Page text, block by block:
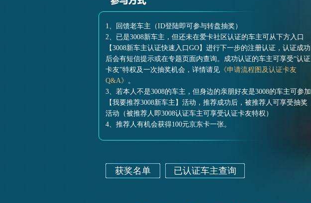
1、回馈老车主（ID登陆即可参与转盘抽奖）
2、已是3008新车主，但还未在爱卡社区认证的车主可从下方入口
【3008新车主认证快速入口GO】进行下一步的注册认证，认证成功
后会有短信提示或在专题页面内查询。成功认证的车主可享受“认证
卡友”特权及一次抽奖机会，详情请见 《申请流程图及认证卡友
Q&A》 。
3、若本人不是3008的车主，但身边的亲朋好友是3008的车主可参加
【我要推荐3008新车主】活动，推荐成功后，被推荐人可享受抽奖
活动（被推荐人即3008认证车主可享受认证卡友特权）
4、推荐人有机会获得100元京东卡一张。
获奖名单 已认证车主查询